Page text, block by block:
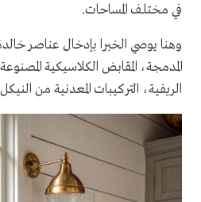
في مختلف المساحات.
وهنا يوصي الخبرا بإدخال عناصر
المدمجة، المقابض الكلاسيكية
الريفية، التركيبات المعدنية من